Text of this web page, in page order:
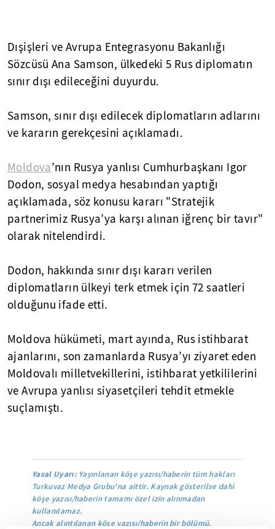
Dışişleri ve Avrupa Entegrasyonu Bakanlığı
Sözcüsü Ana Samson, ülkedeki 5 Rus diplomatın
sınır dışı edileceğini duyurdu.
Samson, sınır dışı edilecek diplomatların adlarını
ve kararın gerekçesini açıklamadı.
Moldova’nın Rusya yanlısı Cumhurbaşkanı Igor
Dodon, sosyal medya hesabından yaptığı
açıklamada, söz konusu kararı "Stratejik
partnerimiz Rusya’ya karşı alınan iğrenç bir tavır"
olarak nitelendirdi.
Dodon, hakkında sınır dışı kararı verilen
diplomatların ülkeyi terk etmek için 72 saatleri
olduğunu ifade etti.
Moldova hükümeti, mart ayında, Rus istihbarat
ajanlarını, son zamanlarda Rusya’yı ziyaret eden
Moldovalı milletvekillerini, istihbarat yetkililerini
ve Avrupa yanlısı siyasetçileri tehdit etmekle
suçlamıştı.
Yasal Uyarı:Yayınlanan köşe yazısı/haberin tüm hakları
Turkuvaz Medya Grubu'na aittir. Kaynak gösterilse dahi
köşe yazısı/haberin tamamı özel izin alınmadan
kullanılamaz.
Ancak alıntılanan köşe yazısı/haberin bir bölümü,